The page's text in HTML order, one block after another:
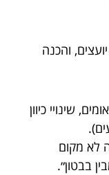
והכנה
שינויי כיוון
לא מקום
בבטון״.